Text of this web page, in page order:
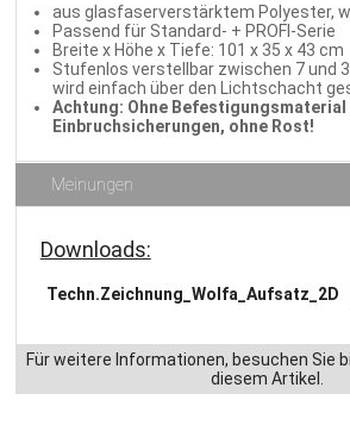
aus glasfaserverstärktem Polyester,
Passend für Standard- + PROFI-Serie
Breite x Höhe x Tiefe: 101 x 35 x 43 cm
Stufenlos verstellbar zwischen 7 und
wird einfach über den Lichtschacht
Achtung: Ohne Befestigungsmaterial
Einbruchsicherungen, ohne Rost!
Meinungen
Downloads:
Techn.Zeichnung_Wolfa_Aufsatz_2D
Für weitere Informationen, besuchen Sie
diesem Artikel.